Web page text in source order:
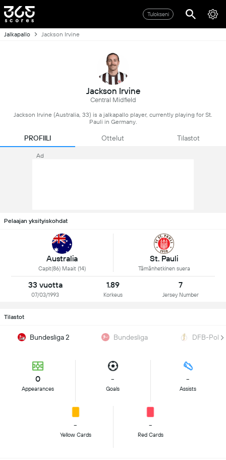
Tulokseni
Jalkapallo Jackson Irvine
Jackson Irvine
Central Midfield
Jackson Irvine (Australia, 33) is a jalkapallo player, currently playing for St.
Pauli in Germany.
PROFIILI Ottelut Tilastot
Ad
Pelaajan yksityiskohdat
Australia
Capit(86) Maait (14)
St. Pauli
Tämänhetkinen suera
33 vuotta
07/03/1993
1.89
Korkeus
7
Jersey Number
Tilastot
Bundesliga 2 Bundesliga DFB-Pokal
0
Appearances
-
Goals
-
Assists
-
Yellow Cards
-
Red Cards